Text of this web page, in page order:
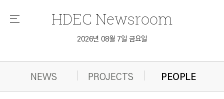
메
HDEC Newsroom
2026년 08월 7일 금요일
NEWS PROJECTS PEOPLE